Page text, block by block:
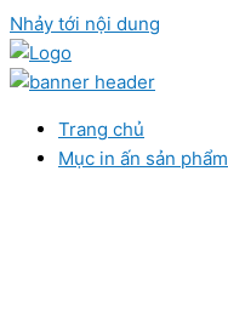
Nhảy tới nội dung
Trang chủ
Mục in ấn sản phẩm